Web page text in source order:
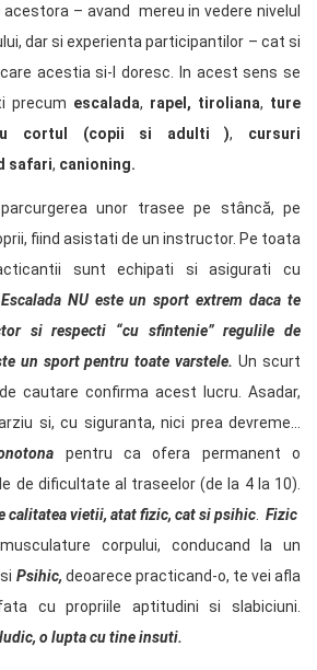
– avand mereu in vedere nivelul
dar si experienta participantilor – cat si
acestia si-l doresc. In acest sens se
precum escalada, rapel, tiroliana, ture
cortul (copii si adulti ), cursuri
safari, canioning.
unor trasee pe stâncă, pe
fiind asistati de un instructor. Pe toata
sunt echipati si asigurati cu
Escalada NU este un sport extrem daca te
si respecti “cu sfintenie” regulile de
un sport pentru toate varstele.Un scurt
cautare confirma acest lucru. Asadar,
si, cu siguranta, nici prea devreme…
pentru ca ofera permanent o
de dificultate al traseelor (de la 4 la 10).
calitatea vietii, atat fizic, cat si psihic Fizic
corpului, conducand la un
Psihic, deoarece practicand-o, te vei afla
cu propriile aptitudini si slabiciuni.
o lupta cu tine insuti.